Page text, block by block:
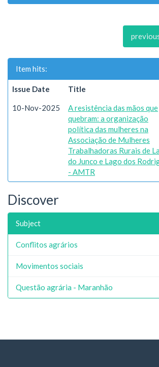
Item hits:
Issue Date Title
10-Nov-2025
A resistência das mãos que
quebram: a organização
política das mulheres na
Associação de Mulheres
Trabalhadoras Rurais de
do Junco e Lago dos
- AMTR
Discover
Subject
Conflitos agrários
Movimentos sociais
Questão agrária - Maranhão